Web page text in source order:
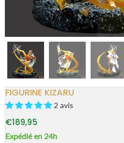
FIGURINE KIZARU
2 avis
€189,95
Expédié en 24h